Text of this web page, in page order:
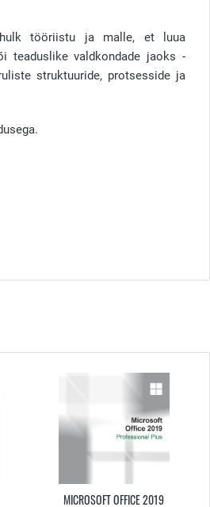
tööriistu ja malle, et luua
teaduslike valdkondade jaoks -
struktuuride, protsesside ja
MICROSOFT OFFICE 2019